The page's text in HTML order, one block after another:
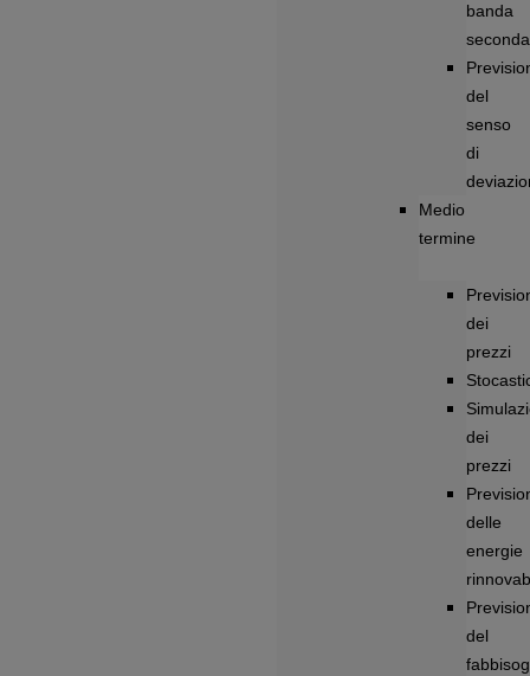
banda
del
senso
di
Medio
termine
dei
prezzi
dei
prezzi
delle
energie
del